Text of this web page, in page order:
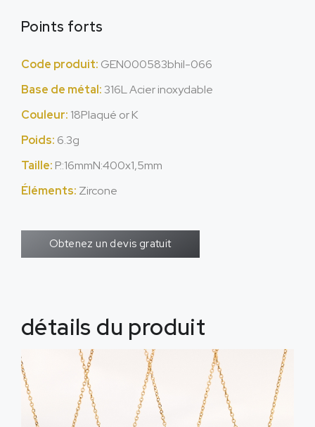
Points forts
Code produit: GEN000583bhil-066
Base de métal: 316L Acier inoxydable
Couleur: 18Plaqué or K
Poids: 6.3g
Taille: P.:16mmN:400x1,5mm
Éléments: Zircone
Obtenez un devis gratuit
détails du produit